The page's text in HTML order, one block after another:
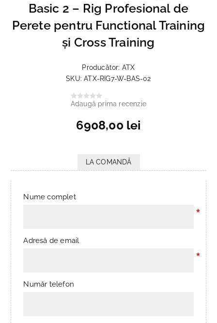
Basic 2 – Rig Profesional de
Perete pentru Functional Training
și Cross Training
Producător: ATX
SKU: ATX-RIG7-W-BAS-02
Adaugă prima recenzie
6908,00 lei
LA COMANDĂ
Nume complet
*
Adresă de email
*
Număr telefon